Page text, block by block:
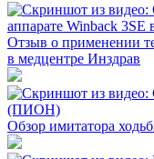
Отзыв о применении
в медцентре Инздрав
Обзор имитатора